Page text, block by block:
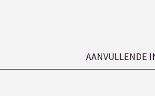
AANVULLENDE